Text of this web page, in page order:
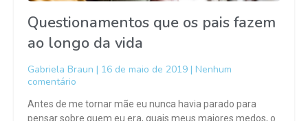
Questionamentos que os pais fazem
ao longo da vida
Gabriela Braun 16 de maio de 2019
Nenhum
comentário
Antes de me tornar mãe eu nunca havia parado para
pensar sobre quem eu era, quais meus maiores medos, o